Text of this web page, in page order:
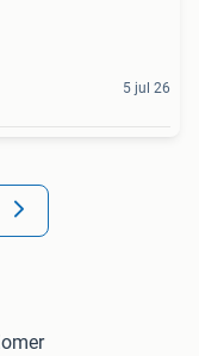
5 jul 26